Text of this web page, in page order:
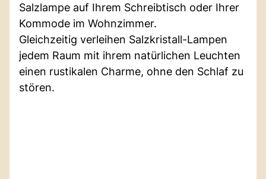
Salzlampe auf Ihrem Schreibtisch oder Ihrer
Kommode im Wohnzimmer.
Gleichzeitig verleihen Salzkristall-Lampen
jedem Raum mit ihrem natürlichen Leuchten
einen rustikalen Charme, ohne den Schlaf zu
stören.